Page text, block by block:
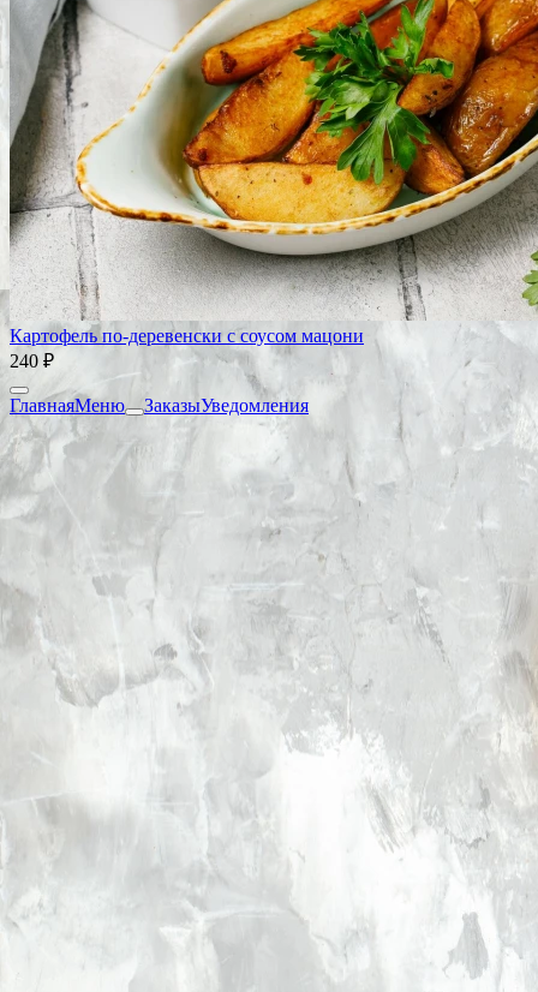
Картофель по-деревенски с соусом мацони
240 ₽
ГлавнаяМеню ЗаказыУведомления